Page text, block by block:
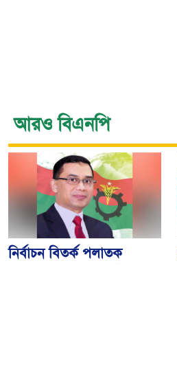
আরও বিএনপি
নির্বাচন বিতর্ক পলাতক